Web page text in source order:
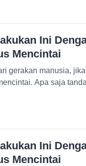
Ini
Mencintai
gerakan manusia,
Apa saja
Ini
Mencintai